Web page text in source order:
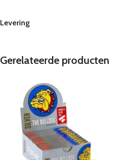
Levering
Gerelateerde producten